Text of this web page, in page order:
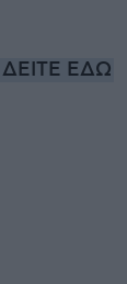
ΔΕΙΤΕ ΕΔΩ